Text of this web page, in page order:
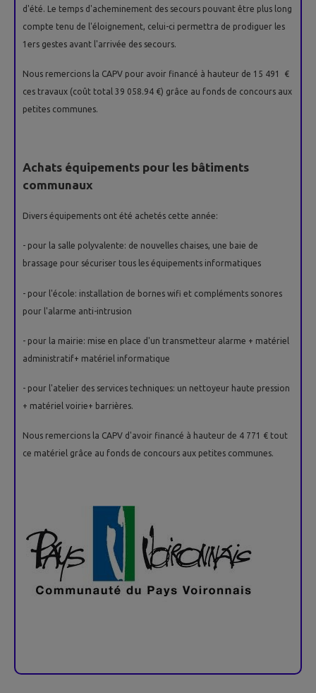
d'été. Le temps d'acheminement des secours pouvant être plus long
compte tenu de l'éloignement, celui-ci permettra de prodiguer les
1ers gestes avant l'arrivée des secours.
Nous remercions la CAPV pour avoir financé à hauteur de 15 491 €
ces travaux (coût total 39 058.94 €) grâce au fonds de concours aux
petites communes.
Achats équipements pour les bâtiments
communaux
Divers équipements ont été achetés cette année:
- pour la salle polyvalente: de nouvelles chaises, une baie de
brassage pour sécuriser tous les équipements informatiques
- pour l'école: installation de bornes wifi et compléments sonores
pour l'alarme anti-intrusion
- pour la mairie: mise en place d'un transmetteur alarme + matériel
administratif+ matériel informatique
- pour l'atelier des services techniques: un nettoyeur haute pression
+ matériel voirie+ barrières.
Nous remercions la CAPV d'avoir financé à hauteur de 4 771 € tout
ce matériel grâce au fonds de concours aux petites communes.